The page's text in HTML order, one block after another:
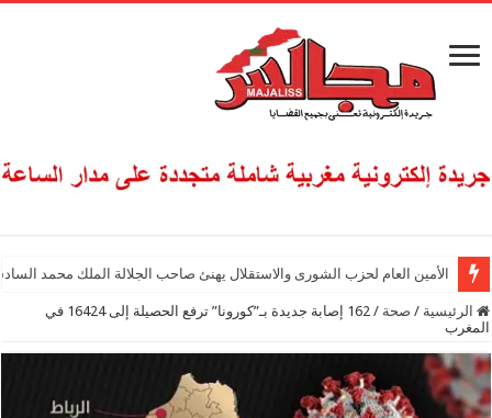
الأمين العام لحزب الشورى والاستقلال يهنئ صاحب الجلالة الملك محمد
الرئيسية / صحة /
162 إصابة جديدة بـ”كورونا” ترفع الحصيلة إلى 16424 في
المغرب